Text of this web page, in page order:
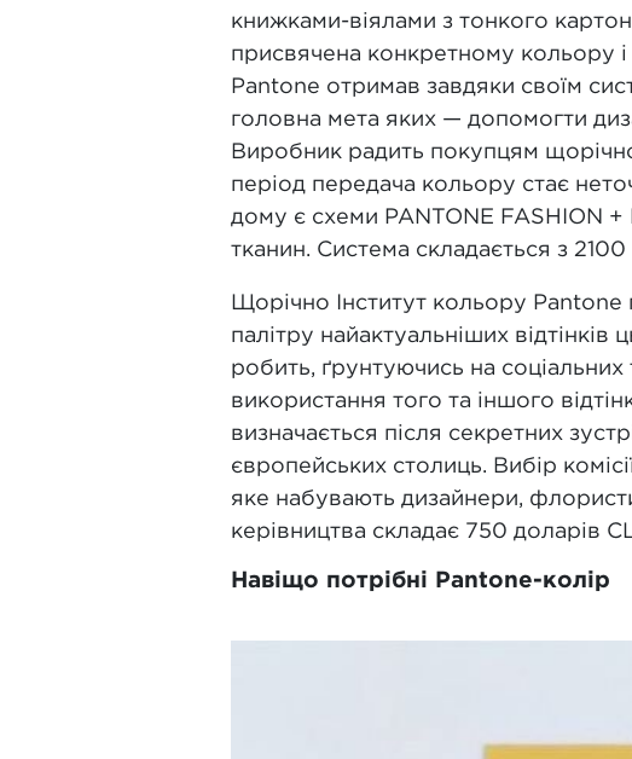
книжками-віялами з тонкого
присвячена конкретному кольору і
Pantone отримав завдяки своїм
головна мета яких — допомогти
Виробник радить покупцям
період передача кольору стає
дому є схеми PANTONE FASHION
тканин. Система складається з
Щорічно Інститут кольору Pantone
палітру найактуальніших
робить, ґрунтуючись на соціальних
використання того та іншого
визначається після секретних
європейських столиць. Вибір
яке набувають дизайнери,
керівництва складає 750 доларів
Навіщо потрібні Pantone-колір